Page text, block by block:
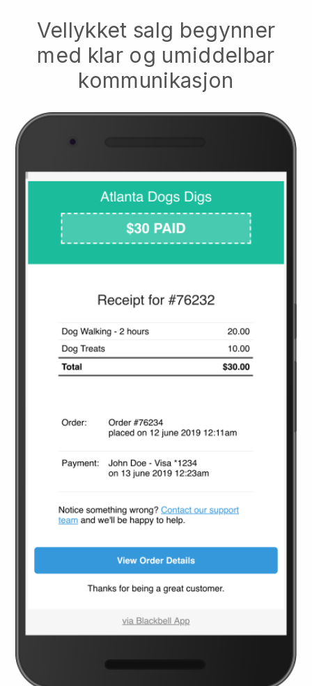
Vellykket salg begynner
med klar og umiddelbar
kommunikasjon